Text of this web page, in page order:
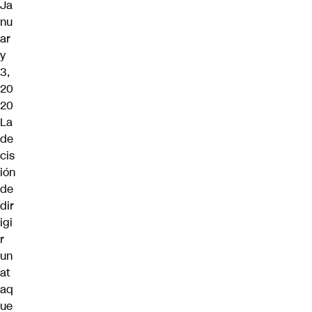
Ja
nu
ar
y
3,
20
20
La
de
cis
ión
de
dir
igi
r
un
at
aq
ue